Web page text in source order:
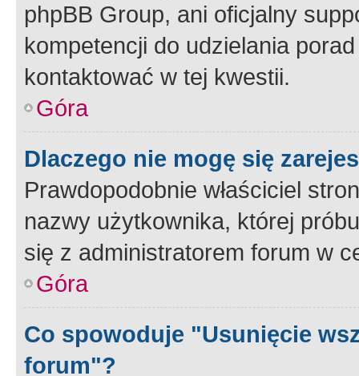
phpBB Group, ani oficjalny
kompetencji do udzielania
kontaktować w tej kwestii.
Góra
Dlaczego nie mogę się
Prawdopodobnie właściciel
nazwy użytkownika, której
się z administratorem forum w
Góra
Co spowoduje "Usunięcie
forum"?